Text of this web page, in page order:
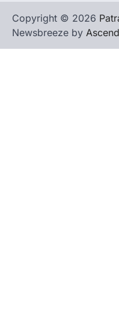
Copyright © 2026
Newsbreeze by